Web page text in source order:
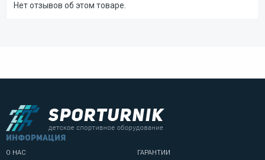
Нет отзывов об этом товаре.
информация
О НАС
ГАРАНТИИ